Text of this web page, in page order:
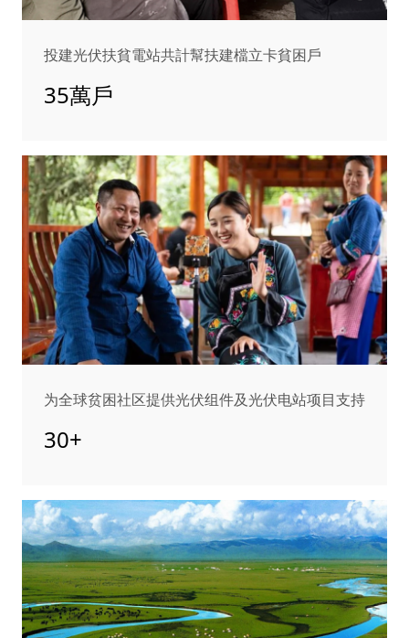
35萬戶
投建光伏扶貧電站共計幫扶建檔立卡貧困戶
30+
为全球贫困社区提供光伏组件及光伏电站项目支持